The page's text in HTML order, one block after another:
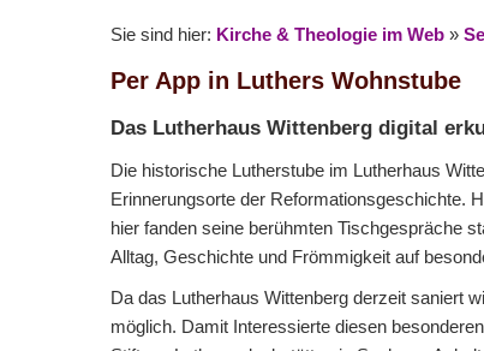
Sie sind hier: Kirche & Theologie im Web »
Per App in Luthers Wohnstube
Das Lutherhaus Wittenberg digital
Die historische Lutherstube im Lutherhaus
Erinnerungsorte der Reformationsgeschichte.
hier fanden seine berühmten Tischgespräche
Alltag, Geschichte und Frömmigkeit auf
Da das Lutherhaus Wittenberg derzeit saniert
möglich. Damit Interessierte diesen